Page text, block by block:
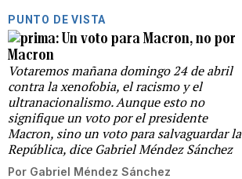
PUNTO DE VISTA
Un voto para Macron, no por
Macron
Votaremos mañana domingo 24 de abril
contra la xenofobia, el racismo y el
ultranacionalismo. Aunque esto no
signifique un voto por el presidente
Macron, sino un voto para salvaguardar la
República, dice Gabriel Méndez Sánchez
Por Gabriel Méndez Sánchez